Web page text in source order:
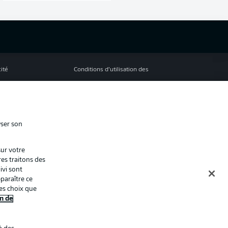
Conditions d’utilisation des
son
votre
traitons des
sont
ce
choix que
de